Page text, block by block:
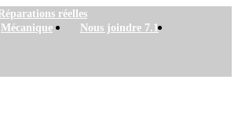
Réparations réelles
Mécanique Nous joindre 7.1